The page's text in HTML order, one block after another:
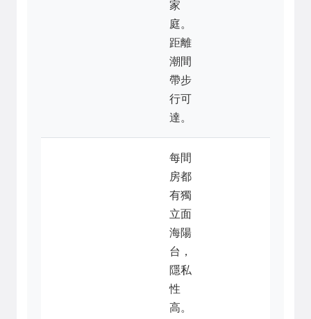
家
庭。
距離
潮間
帶步
行可
達。
每間
房都
有獨
立面
海陽
台，
隱私
性
高。